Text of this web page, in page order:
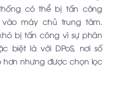
có thể bị tấn công
máy chủ trung tâm.
bị tấn công vì sự phân
biệt là với DPoS, nơi số
nhưng được chọn lọc